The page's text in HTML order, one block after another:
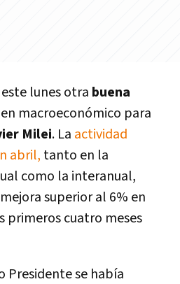
lunes otra buena
macroeconómico para
Milei. La actividad
abril, tanto en la
como la interanual,
superior al 6% en
primeros cuatro meses
Presidente se había